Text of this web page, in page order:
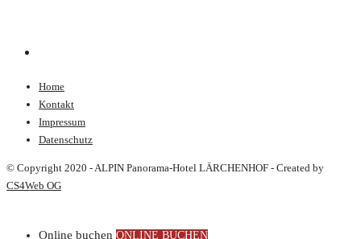
Home
Kontakt
Impressum
Datenschutz
© Copyright 2020 - ALPIN Panorama-Hotel LÄRCHENHOF - Created by
CS4Web OG
Online buchen ONLINE BUCHEN